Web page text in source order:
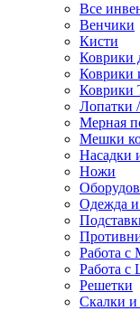
Все
Венчики
Кисти
Коврики
Коврики
Коврики
Лопатки
Мерная
Мешки
Насадки
Ножи
Одежда и
Работа с
Работа с
Решетки
Скалки